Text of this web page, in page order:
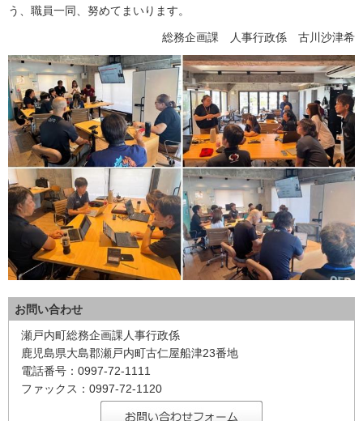
う、職員一同、努めてまいります。
総務企画課 人事行政係 古川沙津希
お問い合わせ
瀬戸内町総務企画課人事行政係
鹿児島県大島郡瀬戸内町古仁屋船津23番地
電話番号：0997-72-1111
ファックス：0997-72-1120